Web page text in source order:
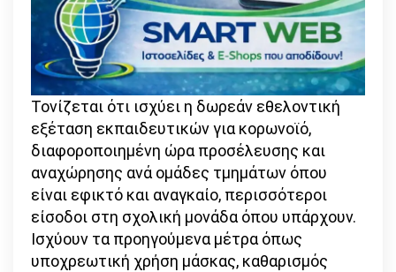
Τονίζεται ότι ισχύει η δωρεάν εθελοντική
εξέταση εκπαιδευτικών για κορωνοϊό,
διαφοροποιημένη ώρα προσέλευσης και
αναχώρησης ανά ομάδες τμημάτων όπου
είναι εφικτό και αναγκαίο, περισσότεροι
είσοδοι στη σχολική μονάδα όπου υπάρχουν.
Ισχύουν τα προηγούμενα μέτρα όπως
υποχρεωτική χρήση μάσκας, καθαρισμός